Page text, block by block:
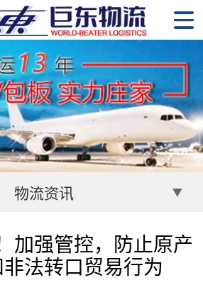
物流资讯
加强管控，防止原产
法转口贸易行为